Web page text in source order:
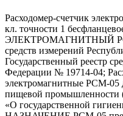
Расходомер-счетчик
кл. точности 1
ЭЛЕКТРОМАГНИТНЫЙ
средств измерений
Государственный реестр
Федерации № 19714-04;
электромагнитные РСМ-05
пищевой промышленности
«О государственной